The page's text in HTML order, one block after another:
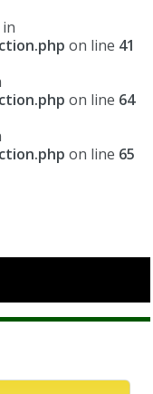
on line 41
on line 64
on line 65